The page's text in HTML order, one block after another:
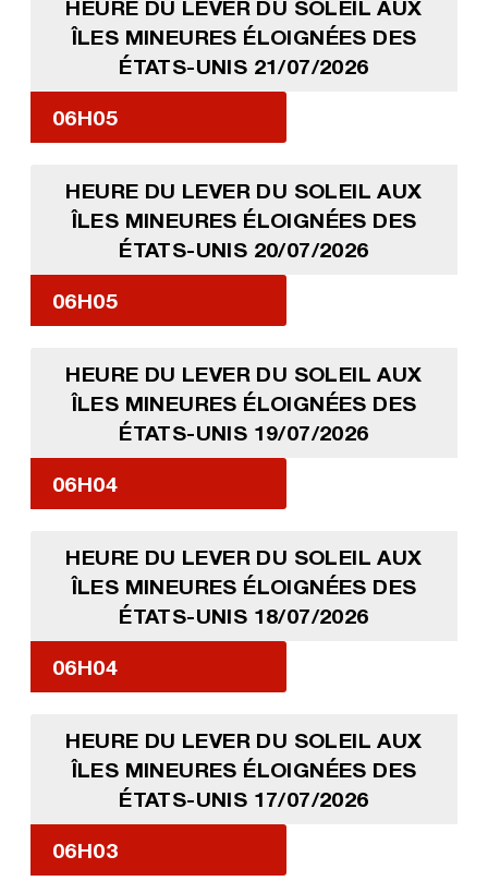
HEURE DU LEVER DU SOLEIL AUX
ÎLES MINEURES ÉLOIGNÉES DES
ÉTATS-UNIS 21/07/2026
06H05
HEURE DU LEVER DU SOLEIL AUX
ÎLES MINEURES ÉLOIGNÉES DES
ÉTATS-UNIS 20/07/2026
06H05
HEURE DU LEVER DU SOLEIL AUX
ÎLES MINEURES ÉLOIGNÉES DES
ÉTATS-UNIS 19/07/2026
06H04
HEURE DU LEVER DU SOLEIL AUX
ÎLES MINEURES ÉLOIGNÉES DES
ÉTATS-UNIS 18/07/2026
06H04
HEURE DU LEVER DU SOLEIL AUX
ÎLES MINEURES ÉLOIGNÉES DES
ÉTATS-UNIS 17/07/2026
06H03